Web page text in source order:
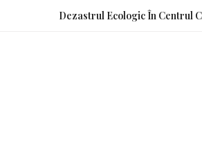
Dezastrul Ecologic În Centrul